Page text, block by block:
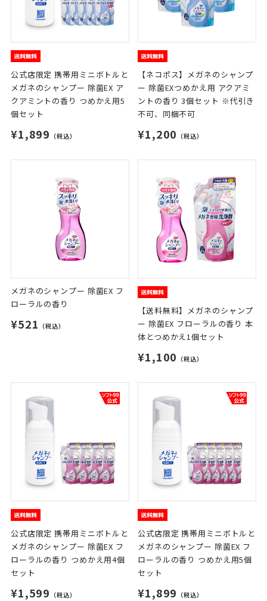
公式店限定 携帯用ミニボトルと
メガネのシャンプー 除菌EX ア
クアミントの香り つめかえ用5
個セット
¥1,899 （税込）
【ネコポス】メガネのシャンプ
ー 除菌EXつめかえ用 アクアミ
ントの香り 3個セット ※代引き
不可、同梱不可
¥1,200 （税込）
メガネのシャンプー 除菌EX フ
ローラルの香り
¥521 （税込）
【送料無料】メガネのシャンプ
ー 除菌EX フローラルの香り 本
体とつめかえ1個セット
¥1,100 （税込）
公式店限定 携帯用ミニボトルと
メガネのシャンプー 除菌EX フ
ローラルの香り つめかえ用4個
セット
¥1,599 （税込）
公式店限定 携帯用ミニボトルと
メガネのシャンプー 除菌EX フ
ローラルの香り つめかえ用5個
セット
¥1,899 （税込）